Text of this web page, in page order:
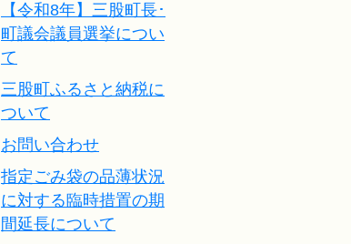
【令和8年】三股町長･
町議会議員選挙につい
て
三股町ふるさと納税に
ついて
お問い合わせ
指定ごみ袋の品薄状況
に対する臨時措置の期
間延長について